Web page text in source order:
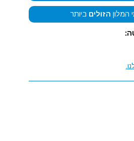
המלון הזולים ביותר